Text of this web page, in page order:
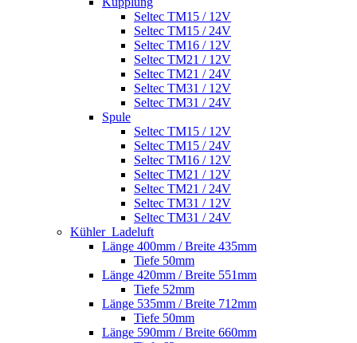
Seltec TM15 / 12V
Seltec TM15 / 24V
Seltec TM16 / 12V
Seltec TM21 / 12V
Seltec TM21 / 24V
Seltec TM31 / 12V
Seltec TM31 / 24V
Spule
Seltec TM15 / 12V
Seltec TM15 / 24V
Seltec TM16 / 12V
Seltec TM21 / 12V
Seltec TM21 / 24V
Seltec TM31 / 12V
Seltec TM31 / 24V
Kühler_Ladeluft
Länge 400mm / Breite 435mm
Tiefe 50mm
Länge 420mm / Breite 551mm
Tiefe 52mm
Länge 535mm / Breite 712mm
Tiefe 50mm
Länge 590mm / Breite 660mm